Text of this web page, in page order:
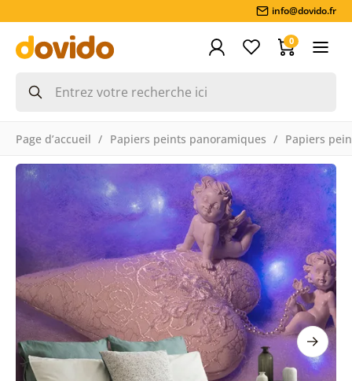
info@dovido.fr
0
Page d’accueil Papiers peints panoramiques Papiers